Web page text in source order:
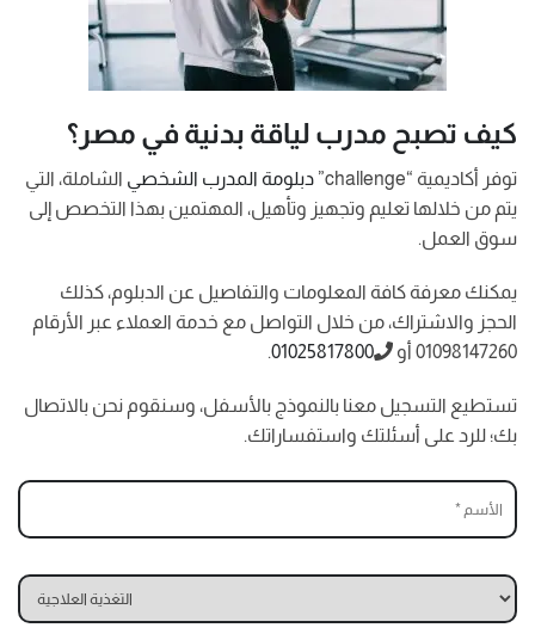
كيف تصبح مدرب لياقة بدنية في مصر؟
توفر أكاديمية “challenge” دبلومة المدرب الشخصي الشاملة، التي
يتم من خلالها تعليم وتجهيز وتأهيل، المهتمين بهذا التخصص إلى
سوق العمل.
يمكنك معرفة كافة المعلومات والتفاصيل عن الدبلوم، كذلك
الحجز والاشتراك، من خلال التواصل مع خدمة العملاء عبر الأرقام
01098147260 أو
01025817800
.
تستطيع التسجيل معنا بالنموذج بالأسفل، وسنقوم نحن بالاتصال
بك؛ للرد على أسئلتك واستفساراتك.